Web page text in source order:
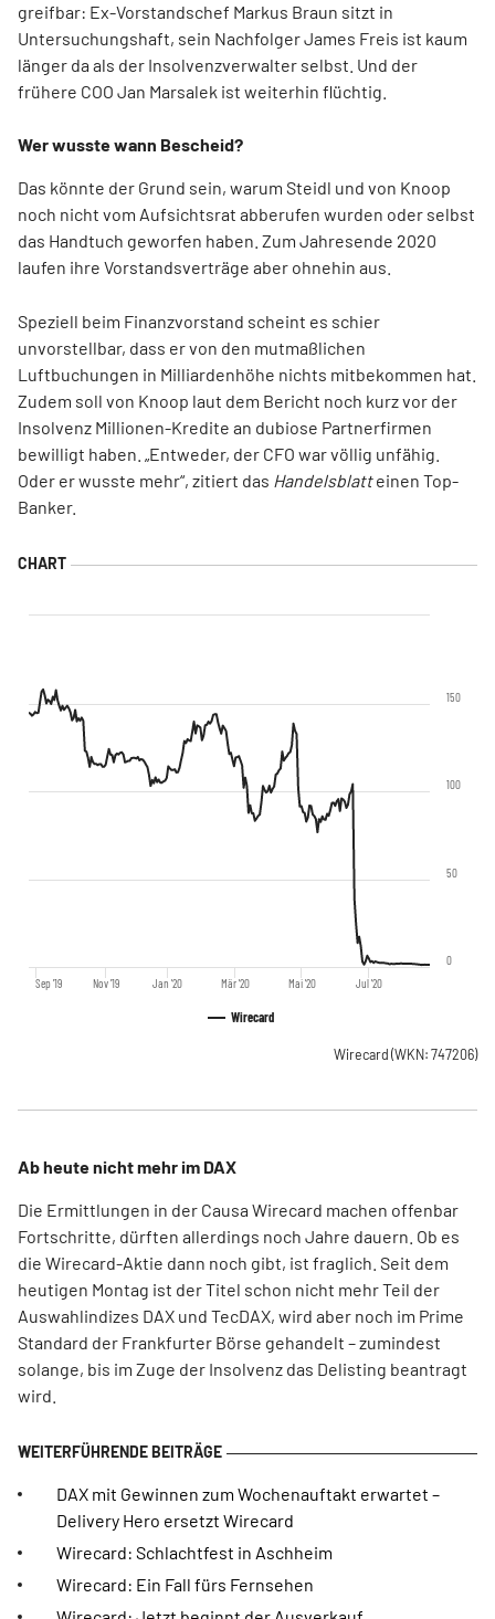
greifbar: Ex-Vorstandschef Markus Braun sitzt in
Untersuchungshaft, sein Nachfolger James Freis ist kaum
länger da als der Insolvenzverwalter selbst. Und der
frühere COO Jan Marsalek ist weiterhin flüchtig.
Wer wusste wann Bescheid?
Das könnte der Grund sein, warum Steidl und von Knoop
noch nicht vom Aufsichtsrat abberufen wurden oder selbst
das Handtuch geworfen haben. Zum Jahresende 2020
laufen ihre Vorstandsverträge aber ohnehin aus.
Speziell beim Finanzvorstand scheint es schier
unvorstellbar, dass er von den mutmaßlichen
Luftbuchungen in Milliardenhöhe nichts mitbekommen hat.
Zudem soll von Knoop laut dem Bericht noch kurz vor der
Insolvenz Millionen-Kredite an dubiose Partnerfirmen
bewilligt haben. „Entweder, der CFO war völlig unfähig.
Oder er wusste mehr“, zitiert das Handelsblatteinen Top-
Banker.
Wirecard
Sep '19 Nov '19 Jan '20 Mär '20 Mai '20 Jul '20
0
50
100
150
Wirecard (WKN: 747206)
Ab heute nicht mehr im DAX
Die Ermittlungen in der Causa Wirecard machen offenbar
Fortschritte, dürften allerdings noch Jahre dauern. Ob es
die Wirecard-Aktie dann noch gibt, ist fraglich. Seit dem
heutigen Montag ist der Titel schon nicht mehr Teil der
Auswahlindizes DAX und TecDAX, wird aber noch im Prime
Standard der Frankfurter Börse gehandelt – zumindest
solange, bis im Zuge der Insolvenz das Delisting beantragt
wird.
DAX mit Gewinnen zum Wochenauftakt erwartet –
Delivery Hero ersetzt Wirecard
Wirecard: Schlachtfest in Aschheim
Wirecard: Ein Fall fürs Fernsehen